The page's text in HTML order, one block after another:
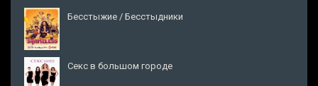
Бесстыжие / Бесстыдники
Секс в большом городе